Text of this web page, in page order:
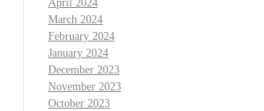
April 2024
March 2024
February 2024
January 2024
December 2023
November 2023
October 2023